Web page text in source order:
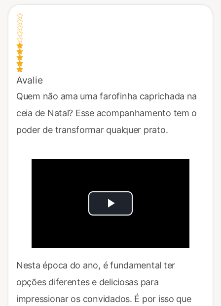
Avalie
Quem não ama uma farofinha caprichada na
ceia de Natal? Esse acompanhamento tem o
poder de transformar qualquer prato.
Play
Nesta época do ano, é fundamental ter
opções diferentes e deliciosas para
impressionar os convidados. É por isso que